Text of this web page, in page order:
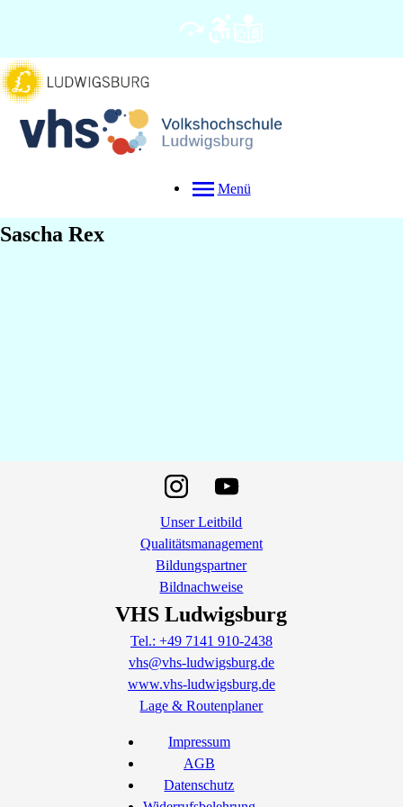
Menü
Sascha Rex
Unser Leitbild
Qualitätsmanagement
Bildungspartner
Bildnachweise
VHS Ludwigsburg
Tel.: +49 7141 910-2438
vhs@vhs-ludwigsburg.de
www.vhs-ludwigsburg.de
Lage & Routenplaner
Impressum
AGB
Datenschutz